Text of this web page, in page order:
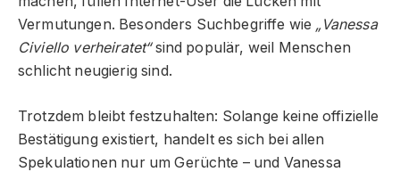
Vermutungen. Besonders Suchbegriffe wie „Vanessa
Civiello verheiratet“sind populär, weil Menschen
schlicht neugierig sind.
Trotzdem bleibt festzuhalten: Solange keine offizielle
Bestätigung existiert, handelt es sich bei allen
Spekulationen nur um Gerüchte – und Vanessa